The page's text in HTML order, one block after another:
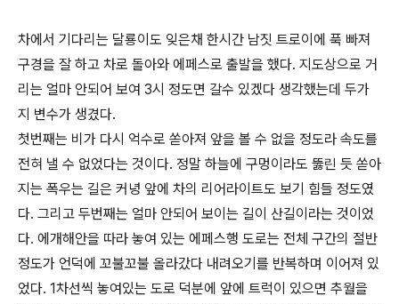
차에서 기다리는 달룡이도 잊은채 한시간 남짓 트로이에 푹 빠져
구경을 잘 하고 차로 돌아와 에페스로 출발을 했다. 지도상으로 거
리는 얼마 안되어 보여 3시 정도면 갈수 있겠다 생각했는데 두가
지 변수가 생겼다.
첫번째는 비가 다시 억수로 쏟아져 앞을 볼 수 없을 정도라 속도를
전혀 낼 수 없었다는 것이다. 정말 하늘에 구멍이라도 뚫린 듯 쏟아
지는 폭우는 길은 커녕 앞에 차의 리어라이트도 보기 힘들 정도였
다. 그리고 두번째는 얼마 안되어 보이는 길이 산길이라는 것이었
다. 에개해안을 따라 놓여 있는 에페스행 도로는 전체 구간의 절반
정도가 언덕에 꼬불꼬불 올라갔다 내려오기를 반복하며 이어져 있
었다. 1차선씩 놓여있는 도로 덕분에 앞에 트럭이 있으면 추월을